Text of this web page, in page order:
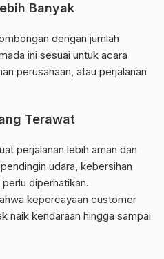
Banyak
dengan jumlah
ini sesuai untuk acara
perusahaan, atau perjalanan
Terawat
perjalanan lebih aman dan
udara, kebersihan
diperhatikan.
kepercayaan customer
naik kendaraan hingga sampai